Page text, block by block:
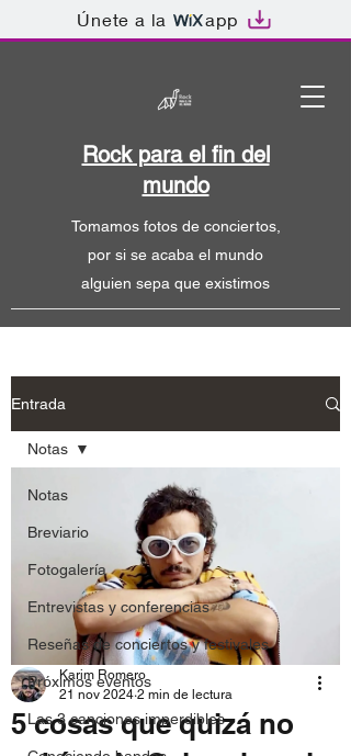
Únete a la app
Tomamos fotos de conciertos,
por si se acaba el mundo
alguien sepa que existimos
Rock para el fin del
mundo
Entrada
Notas
Breviario
Fotogalería
Entrevistas y conferencias
Reseñas de conciertos y festivales
Próximos eventos
Las 3 canciones imperdibles
Notas
5 cosas que quizá no
Karim Romero
21 nov 2024 2 min de lectura